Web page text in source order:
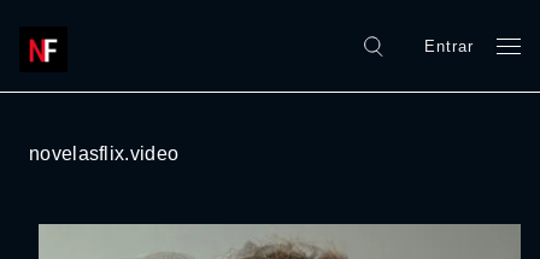
Entrar
novelasflix.video